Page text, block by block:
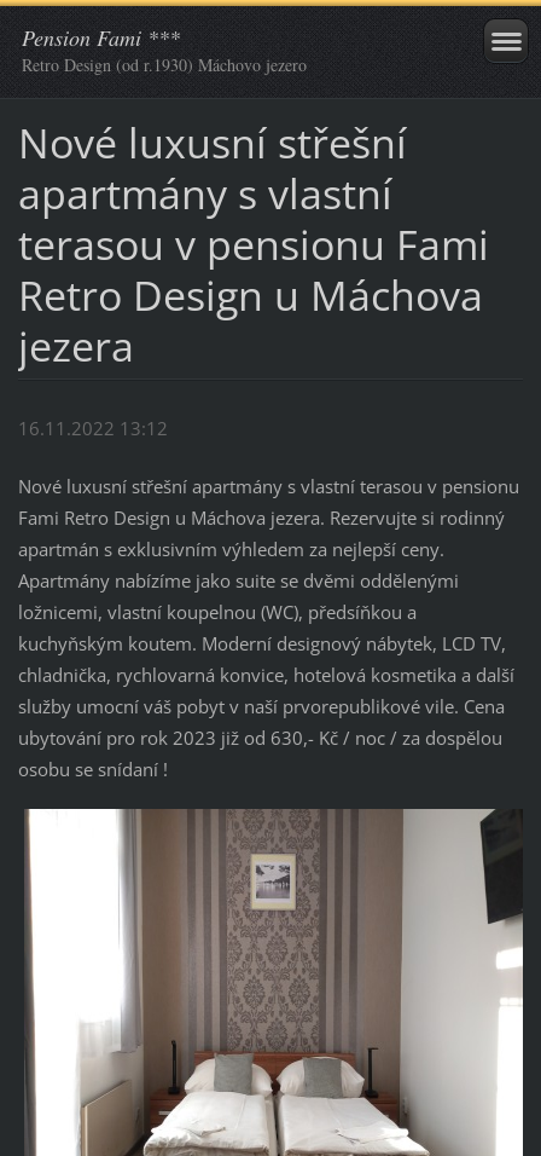
Pension Fami ***
Retro Design (od r.1930) Máchovo jezero
Nové luxusní střešní
apartmány s vlastní
terasou v pensionu Fami
Retro Design u Máchova
jezera
16.11.2022 13:12
Nové luxusní střešní apartmány s vlastní terasou v pensionu
Fami Retro Design u Máchova jezera. Rezervujte si rodinný
apartmán s exklusivním výhledem za nejlepší ceny.
Apartmány nabízíme jako suite se dvěmi oddělenými
ložnicemi, vlastní koupelnou (WC), předsíňkou a
kuchyňským koutem. Moderní designový nábytek, LCD TV,
chladnička, rychlovarná konvice, hotelová kosmetika a další
služby umocní váš pobyt v naší prvorepublikové vile. Cena
ubytování pro rok 2023 již od 630,- Kč / noc / za dospělou
osobu se snídaní !